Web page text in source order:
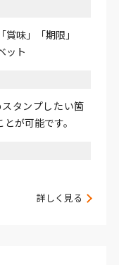
味」「期限」
ット
タンプしたい箇
が可能です。
詳しく見る